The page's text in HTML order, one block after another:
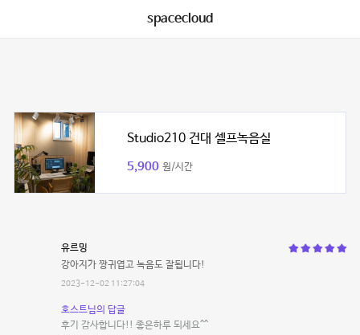
spacecloud
Studio210 건대 셀프녹음실
5,900 원/시간
유르밍
강아지가 짱귀엽고 녹음도 잘됩니다!
2023-12-02 11:27:04
호스트님의 답글
후기 감사합니다!! 좋은하루 되세요^^